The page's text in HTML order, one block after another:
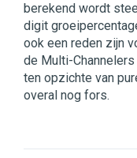
berekend wordt
digit
ook een reden zijn
de Multi-
ten opzichte van
overal nog fors.